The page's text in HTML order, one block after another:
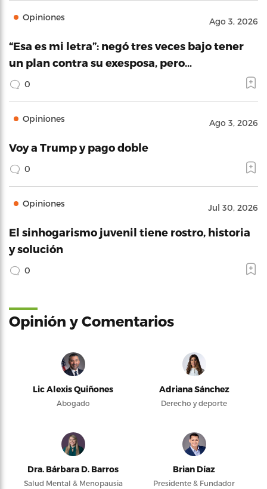
Opiniones Ago 3, 2026
“Esa es mi letra”: negó tres veces bajo tener
un plan contra su exesposa, pero…
0
Opiniones Ago 3, 2026
Voy a Trump y pago doble
0
Opiniones Jul 30, 2026
El sinhogarismo juvenil tiene rostro, historia
y solución
0
Opinión y Comentarios
Lic Alexis Quiñones
Abogado
Adriana Sánchez
Derecho y deporte
Dra. Bárbara D. Barros
Salud Mental & Menopausia
Brian Díaz
Presidente & Fundador